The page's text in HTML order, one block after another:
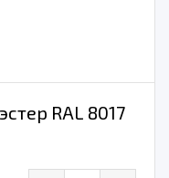
RAL 8017